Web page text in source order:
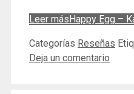
Leer más Happy Egg –
Categorías Reseñas
Deja un comentario